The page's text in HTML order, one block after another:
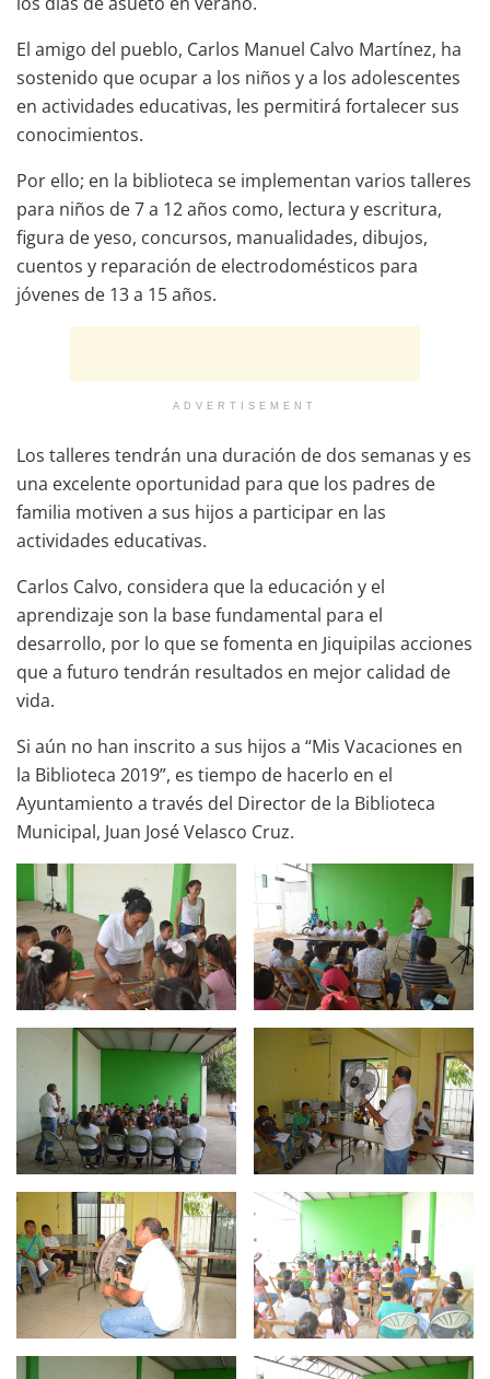
El amigo del pueblo, Carlos Manuel Calvo Martínez, ha
sostenido que ocupar a los niños y a los adolescentes
en actividades educativas, les permitirá fortalecer sus
conocimientos.
Por ello; en la biblioteca se implementan varios talleres
para niños de 7 a 12 años como, lectura y escritura,
figura de yeso, concursos, manualidades, dibujos,
cuentos y reparación de electrodomésticos para
jóvenes de 13 a 15 años.
ADVERTISEMENT
Los talleres tendrán una duración de dos semanas y es
una excelente oportunidad para que los padres de
familia motiven a sus hijos a participar en las
actividades educativas.
Carlos Calvo, considera que la educación y el
aprendizaje son la base fundamental para el
desarrollo, por lo que se fomenta en Jiquipilas acciones
que a futuro tendrán resultados en mejor calidad de
vida.
Si aún no han inscrito a sus hijos a “Mis Vacaciones en
la Biblioteca 2019”, es tiempo de hacerlo en el
Ayuntamiento a través del Director de la Biblioteca
Municipal, Juan José Velasco Cruz.